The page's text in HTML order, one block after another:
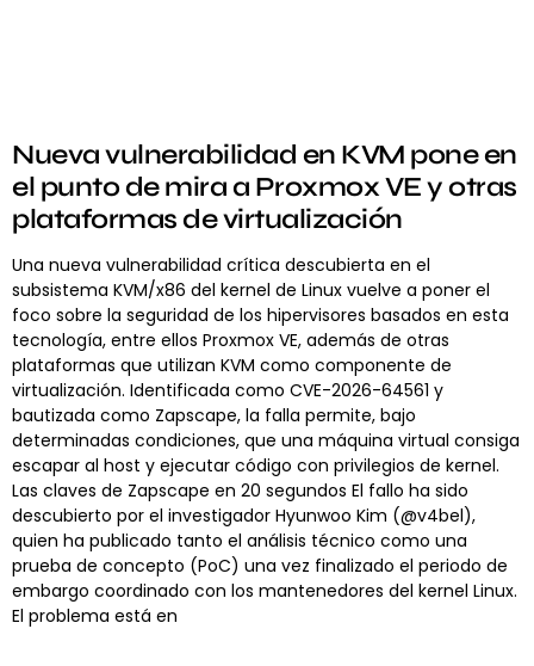
Nueva vulnerabilidad en KVM pone en
el punto de mira a Proxmox VE y otras
plataformas de virtualización
Una nueva vulnerabilidad crítica descubierta en el
subsistema KVM/x86 del kernel de Linux vuelve a poner el
foco sobre la seguridad de los hipervisores basados en esta
tecnología, entre ellos Proxmox VE, además de otras
plataformas que utilizan KVM como componente de
virtualización. Identificada como CVE-2026-64561 y
bautizada como Zapscape, la falla permite, bajo
determinadas condiciones, que una máquina virtual consiga
escapar al host y ejecutar código con privilegios de kernel.
Las claves de Zapscape en 20 segundos El fallo ha sido
descubierto por el investigador Hyunwoo Kim (@v4bel),
quien ha publicado tanto el análisis técnico como una
prueba de concepto (PoC) una vez finalizado el periodo de
embargo coordinado con los mantenedores del kernel Linux.
El problema está en